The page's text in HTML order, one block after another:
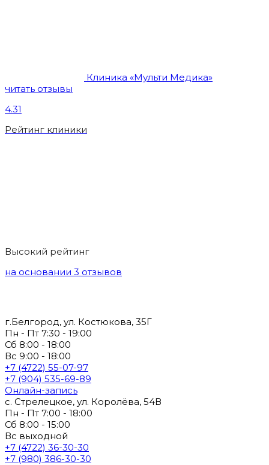
Клиника «Мульти Медика»
читать отзывы
4.31
Рейтинг клиники
Высокий рейтинг
на основании 3 отзывов
г.Белгород, ул. Костюкова, 35Г
Пн - Пт 7:30 - 19:00
Сб 8:00 - 18:00
Вс 9:00 - 18:00
+7 (4722) 55-07-97
+7 (904) 535-69-89
Онлайн-запись
с. Стрелецкое, ул. Королёва, 54В
Пн - Пт 7:00 - 18:00
Сб 8:00 - 15:00
Вс выходной
+7 (4722) 36-30-30
+7 (980) 386-30-30